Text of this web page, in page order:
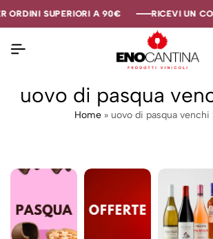
ORDINI SUPERIORI A 90€ RICEVI UN
ORDINI SUPERIORI A 90€ RICEVI UN
ORDINI SUPERIORI A 90€ RICEVI UN
uovo di pasqua
Home» uovo di pasqua venchi